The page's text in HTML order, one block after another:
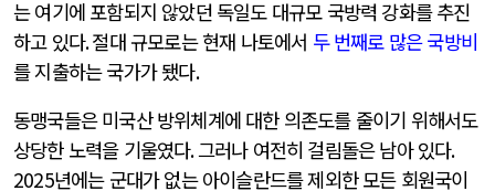
는 여기에 포함되지 않았던 독일도 대규모 국방력 강화를 추진
하고 있다.절대 규모로는 현재 나토에서 두 번째로 많은 국방비
를 지출하는 국가가 됐다.
동맹국들은 미국산 방위체계에 대한 의존도를 줄이기 위해서도
상당한 노력을 기울였다.그러나 여전히 걸림돌은 남아 있다.
2025년에는 군대가 없는 아이슬란드를 제외한 모든 회원국이